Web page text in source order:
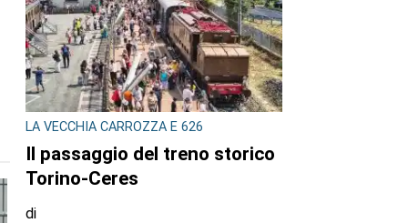
LA VECCHIA CARROZZA E 626
Il passaggio del treno storico
Torino-Ceres
di